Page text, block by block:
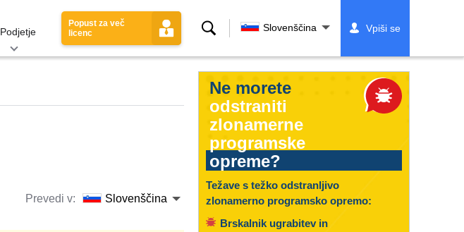
Podjetje
Popust za več
licenc
Iskanje Slovenščina Vpiši se
Prevedi v: Slovenščina
Ne morete
odstraniti
zlonamerne
programske
opreme?
Težave s težko odstranljivo
zlonamerno programsko opremo:
Brskalnik ugrabitev in